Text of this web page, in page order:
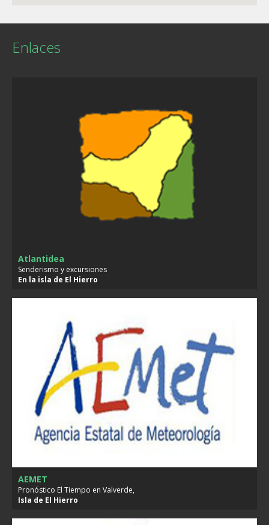
Enlaces
Atlantidea
Senderismo y excursiones
En la isla de El Hierro
AEMET
Pronóstico El Tiempo en Valverde,
Isla de El Hierro